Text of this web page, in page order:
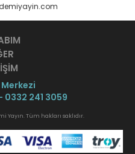
Merkezi
0332 241 3059
Yayın. Tüm hakları saklıdır.